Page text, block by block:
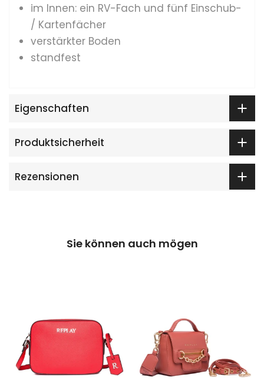
im Innen: ein RV-Fach und fünf Einschub-
/ Kartenfächer
verstärkter Boden
standfest
Eigenschaften
Produktsicherheit
Rezensionen
Sie können auch mögen